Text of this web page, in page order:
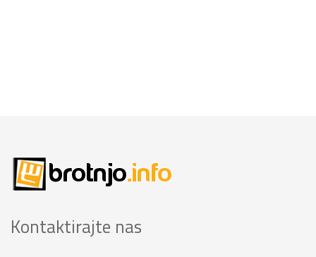
Kontaktirajte nas